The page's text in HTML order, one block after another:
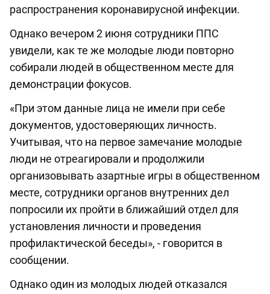
распространения коронавирусной инфекции.
Однако вечером 2 июня сотрудники ППС
увидели, как те же молодые люди повторно
собирали людей в общественном месте для
демонстрации фокусов.
«При этом данные лица не имели при себе
документов, удостоверяющих личность.
Учитывая, что на первое замечание молодые
люди не отреагировали и продолжили
организовывать азартные игры в общественном
месте, сотрудники органов внутренних дел
попросили их пройти в ближайший отдел для
установления личности и проведения
профилактической беседы», - говорится в
сообщении.
Однако один из молодых людей отказался